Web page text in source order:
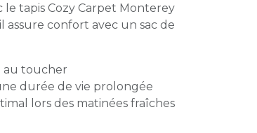
le tapis Cozy Carpet Monterey
assure confort avec un sac de
au toucher
durée de vie prolongée
lors des matinées fraîches